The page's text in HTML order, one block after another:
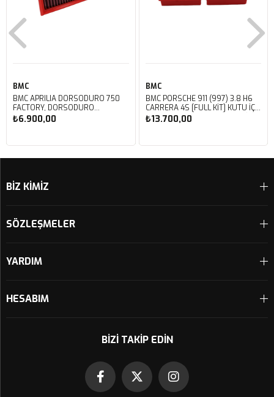
BMC
BMC APRILIA DORSODURO 750
FACTORY, DORSODURO
900, SHIVER 750 GT, SHIVER
750 KUTU İÇİ PERFORMANS
₺6.900,00
BMC
BMC PORSCHE 911 (997) 3.8 H6
CARRERA 4S [FULL KIT] KUTU İÇİ
PERFORMANS HAVA FİLTRESİ
FB468/20
₺13.700,00
BİZ KİMİZ
SÖZLEŞMELER
YARDIM
HESABIM
BIZI TAKIP EDIN